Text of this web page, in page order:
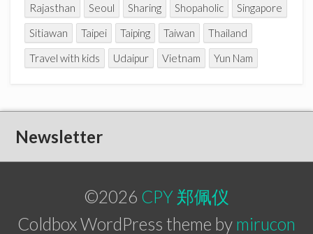
Rajasthan
Seoul Sharing Shopaholic
Singapore
Sitiawan
Taipei Taiping Taiwan
Thailand
Travel with kids
Udaipur Vietnam Yun Nam
Newsletter
©2026 CPY 郑佩仪
Coldbox WordPress theme by mirucon